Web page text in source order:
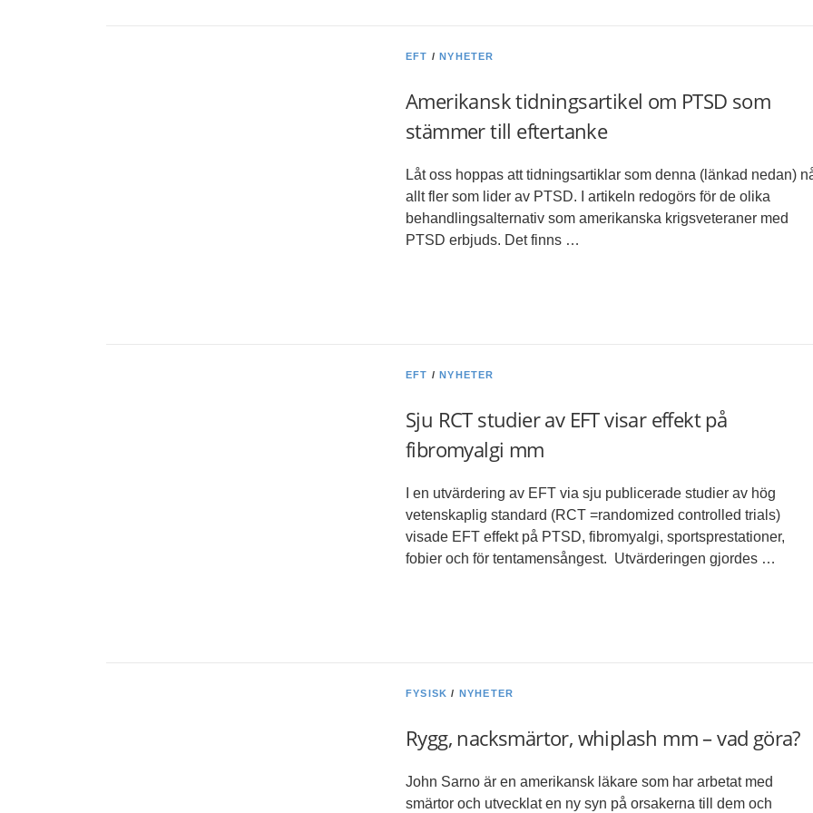
EFT /NYHETER
Amerikansk tidningsartikel om PTSD som
stämmer till eftertanke
Låt oss hoppas att tidningsartiklar som denna (länkad nedan)
allt fler som lider av PTSD. I artikeln redogörs för de olika
behandlingsalternativ som amerikanska krigsveteraner med
PTSD erbjuds. Det finns …
EFT /NYHETER
Sju RCT studier av EFT visar effekt på
fibromyalgi mm
I en utvärdering av EFT via sju publicerade studier av hög
vetenskaplig standard (RCT =randomized controlled trials)
visade EFT effekt på PTSD, fibromyalgi, sportsprestationer,
fobier och för tentamensångest. Utvärderingen gjordes …
FYSISK / NYHETER
Rygg, nacksmärtor, whiplash mm – vad göra?
John Sarno är en amerikansk läkare som har arbetat med
smärtor och utvecklat en ny syn på orsakerna till dem och